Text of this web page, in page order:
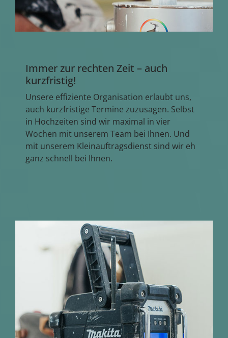
Immer zur rechten Zeit – auch
kurzfristig!
Unsere effiziente Organisation erlaubt uns,
auch kurzfristige Termine zuzusagen. Selbst
in Hochzeiten sind wir maximal in vier
Wochen mit unserem Team bei Ihnen. Und
mit unserem Kleinauftragsdienst sind wir eh
ganz schnell bei Ihnen.